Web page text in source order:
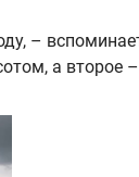
–
а второе